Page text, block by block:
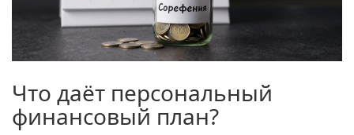
Что даёт персональный
финансовый план?